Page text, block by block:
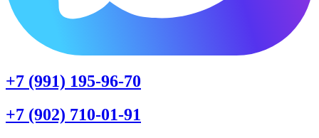
+7 (991) 195-96-70
+7 (902) 710-01-91